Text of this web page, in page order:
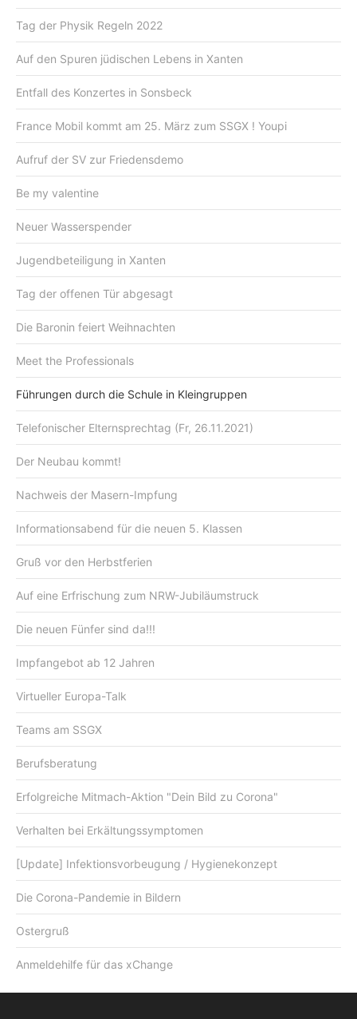
Tag der Physik Regeln 2022
Auf den Spuren jüdischen Lebens in Xanten
Entfall des Konzertes in Sonsbeck
France Mobil kommt am 25. März zum SSGX ! Youpi
Aufruf der SV zur Friedensdemo
Be my valentine
Neuer Wasserspender
Jugendbeteiligung in Xanten
Tag der offenen Tür abgesagt
Die Baronin feiert Weihnachten
Meet the Professionals
Führungen durch die Schule in Kleingruppen
Telefonischer Elternsprechtag (Fr, 26.11.2021)
Der Neubau kommt!
Nachweis der Masern-Impfung
Informationsabend für die neuen 5. Klassen
Gruß vor den Herbstferien
Auf eine Erfrischung zum NRW-Jubiläumstruck
Die neuen Fünfer sind da!!!
Impfangebot ab 12 Jahren
Virtueller Europa-Talk
Teams am SSGX
Berufsberatung
Erfolgreiche Mitmach-Aktion "Dein Bild zu Corona"
Verhalten bei Erkältungssymptomen
[Update] Infektionsvorbeugung / Hygienekonzept
Die Corona-Pandemie in Bildern
Ostergruß
Anmeldehilfe für das xChange